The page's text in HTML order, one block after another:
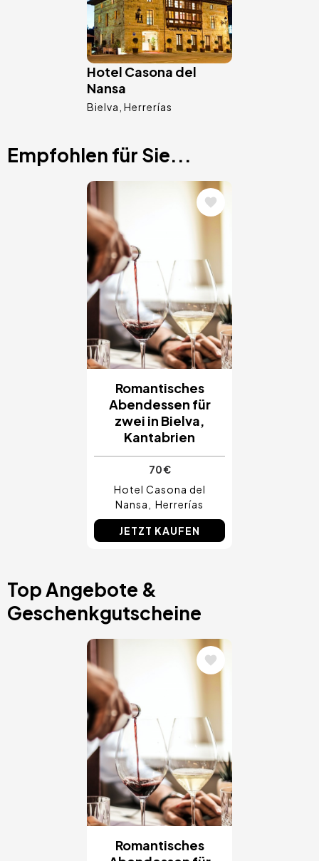
Hotel Casona del
Nansa
Bielva Herrerías
Empfohlen für Sie...
Bild
Romantisches
Abendessen für
zwei in Bielva,
Kantabrien
70 €
Hotel Casona del
Nansa
Herrerías
JETZT KAUFEN
Top Angebote &
Geschenkgutscheine
Bild
Romantisches